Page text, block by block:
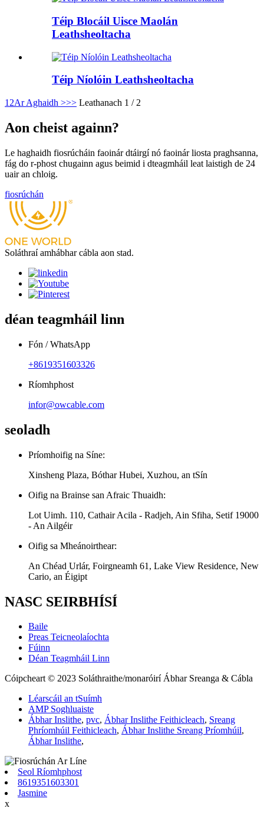
Téip Blocáil Uisce Maolán
Leathsheoltacha
Téip Níolóin Leathsheoltacha
1 2Ar Aghaidh >>> Leathanach 1 / 2
Aon cheist againn?
Le haghaidh fiosrúcháin faoinár dtáirgí nó faoinár liosta praghsanna,
fág do r-phost chugainn agus beimid i dteagmháil leat laistigh de 24
uair an chloig.
fiosrúchán
Soláthraí amhábhar cábla aon stad.
déan teagmháil linn
Fón / WhatsApp
+8619351603326
Ríomhphost
infor@owcable.com
seoladh
Príomhoifig na Síne:
Xinsheng Plaza, Bóthar Hubei, Xuzhou, an tSín
Oifig na Brainse san Afraic Thuaidh:
Lot Uimh. 110, Cathair Acila - Radjeh, Ain Sfiha, Setif 19000
- An Ailgéir
Oifig sa Mheánoirthear:
An Chéad Urlár, Foirgneamh 61, Lake View Residence, New
Cario, an Éigipt
NASC SEIRBHÍSÍ
Baile
Preas Teicneolaíochta
Fúinn
Déan Teagmháil Linn
Cóipcheart © 2023 Soláthraithe/monaróirí Ábhar Sreanga & Cábla
Léarscáil an tSuímh
AMP Soghluaiste
Ábhar Inslithe, pvc, Ábhar Inslithe Feithicleach, Sreang
Phríomhúil Feithicleach, Ábhar Inslithe Sreang Príomhúil,
Ábhar Inslithe,
Seol Ríomhphost
8619351603301
Jasmine
x